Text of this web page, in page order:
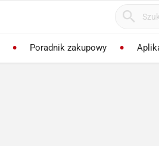
Poradnik zakupowy